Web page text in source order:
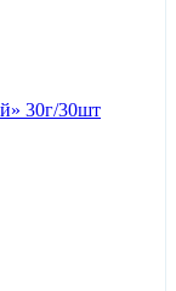
30г/30шт